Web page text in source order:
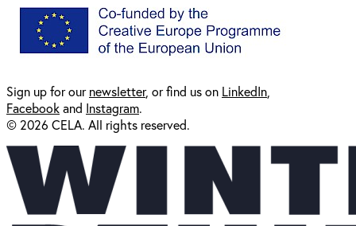
Sign up for ournewsletter, or find us on LinkedIn
Facebookand Instagram.
© 2026 CELA. All rights reserved.